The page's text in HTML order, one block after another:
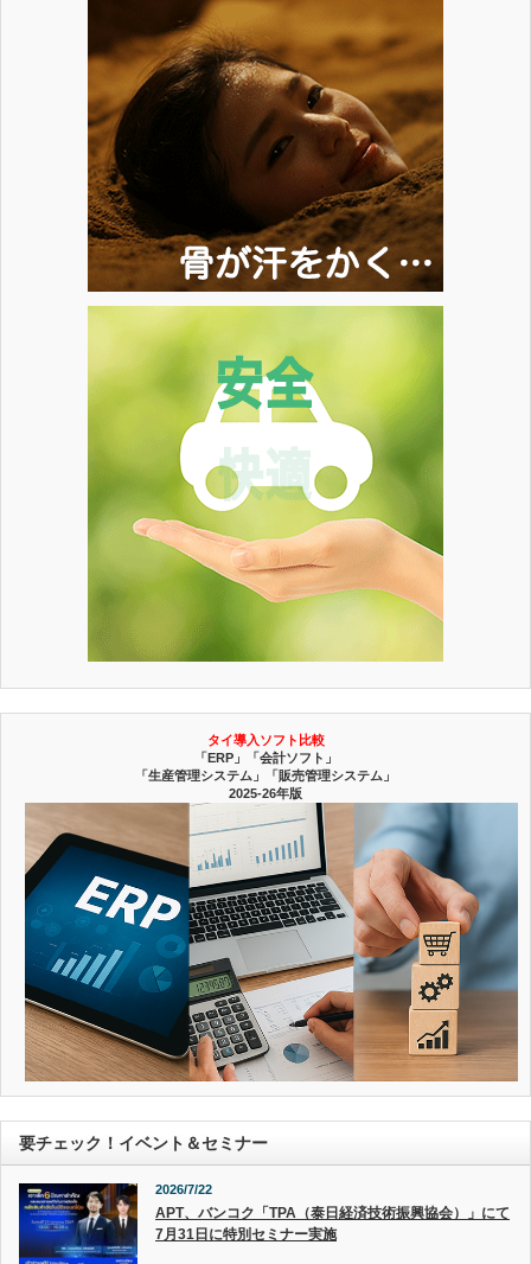
タイ導入ソフト比較
「ERP」「会計ソフト」
「生産管理システム」「販売管理システム」
2025-26年版
要チェック！イベント＆セミナー
2026/7/22
APT、バンコク「TPA（泰日経済技術振興協会）」にて
7月31日に特別セミナー実施